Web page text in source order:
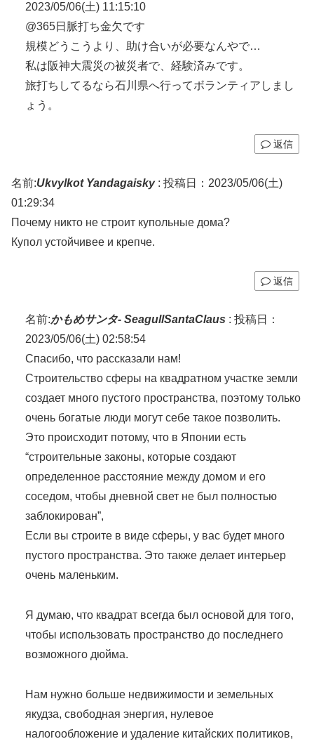
2023/05/06(土) 11:15:10
@365日脈打ち金欠です
規模どうこうより、助け合いが必要なんやで…
私は阪神大震災の被災者で、経験済みです。
旅打ちしてるなら石川県へ行ってボランティアしまし
ょう。
返信
名前:Ukvylkot Yandagaisky: 投稿日：2023/05/06(土)
01:29:34
Почему никто не строит купольные дома?
Купол устойчивее и крепче.
返信
名前:かもめサンタ- SeagullSantaClaus : 投稿日：
2023/05/06(土) 02:58:54
Спасибо, что рассказали нам!
Строительство сферы на квадратном участке земли
создает много пустого пространства, поэтому только
очень богатые люди могут себе такое позволить.
Это происходит потому, что в Японии есть
“строительные законы, которые создают
определенное расстояние между домом и его
соседом, чтобы дневной свет не был полностью
заблокирован”,
Если вы строите в виде сферы, у вас будет много
пустого пространства. Это также делает интерьер
очень маленьким.
Я думаю, что квадрат всегда был основой для того,
чтобы использовать пространство до последнего
возможного дюйма.
Нам нужно больше недвижимости и земельных
якудза, свободная энергия, нулевое
налогообложение и удаление китайских политиков,